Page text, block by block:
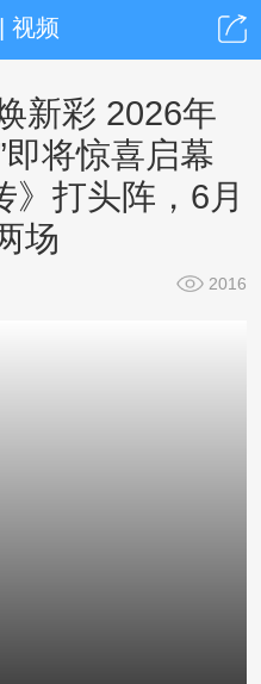
视频
新彩 2026年
即将惊喜启幕
》打头阵，6月
场
2016